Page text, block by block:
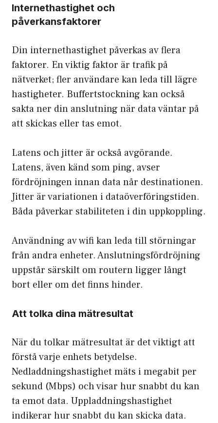
Internethastighet och
påverkansfaktorer
Din internethastighet påverkas av flera
faktorer. En viktig faktor är trafik på
nätverket; fler användare kan leda till lägre
hastigheter. Buffertstockning kan också
sakta ner din anslutning när data väntar på
att skickas eller tas emot.
Latens och jitter är också avgörande.
Latens, även känd som ping, avser
fördröjningen innan data når destinationen.
Jitter är variationen i dataöverföringstiden.
Båda påverkar stabiliteten i din uppkoppling.
Användning av wifi kan leda till störningar
från andra enheter. Anslutningsfördröjning
uppstår särskilt om routern ligger långt
bort eller om det finns hinder.
Att tolka dina mätresultat
När du tolkar mätresultat är det viktigt att
förstå varje enhets betydelse.
Nedladdningshastighet mäts i megabit per
sekund (Mbps) och visar hur snabbt du kan
ta emot data. Uppladdningshastighet
indikerar hur snabbt du kan skicka data.